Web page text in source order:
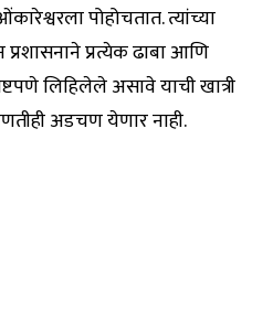
पोहोचतात. त्यांच्या
प्रत्येक ढाबा आणि
लिहिलेले असावे याची खात्री
अडचण येणार नाही.